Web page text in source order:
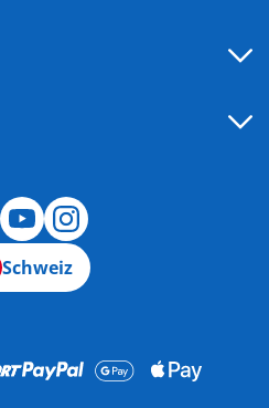
Schweiz